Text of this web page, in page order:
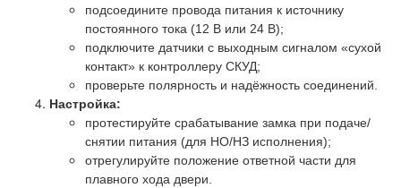
подсоедините провода питания к источнику
постоянного тока (12 В или 24 В);
подключите датчики с выходным сигналом «сухой
контакт» к контроллеру СКУД;
проверьте полярность и надёжность соединений.
Настройка:
протестируйте срабатывание замка при подаче/
снятии питания (для НО/НЗ исполнения);
отрегулируйте положение ответной части для
плавного хода двери.